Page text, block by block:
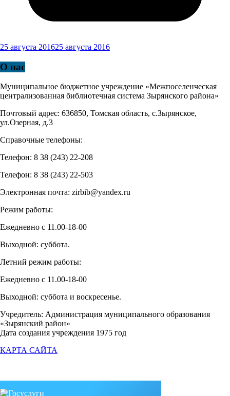
25 августа 201625 августа 2016
О нас
Муниципальное бюджетное учреждение «Межпоселенческая
централизованная библиотечная система Зырянского района»
Почтовый адрес: 636850, Томская область, с.Зырянское,
ул.Озерная, д.3
Справочные телефоны:
Телефон: 8 38 (243) 22-208
Телефон: 8 38 (243) 22-503
Электронная почта: zirbib@yandex.ru
Режим работы:
Ежедневно с 11.00-18-00
Выходной: суббота.
Летний режим работы:
Ежедневно с 11.00-18-00
Выходной: суббота и воскресенье.
Учредитель: Администрация муниципального образования
«Зырянский район»
Дата создания учреждения 1975 год
КАРТА САЙТА